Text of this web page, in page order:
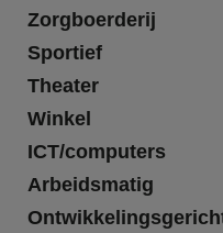
Zorgboerderij
Sportief
Theater
Winkel
ICT/computers
Arbeidsmatig